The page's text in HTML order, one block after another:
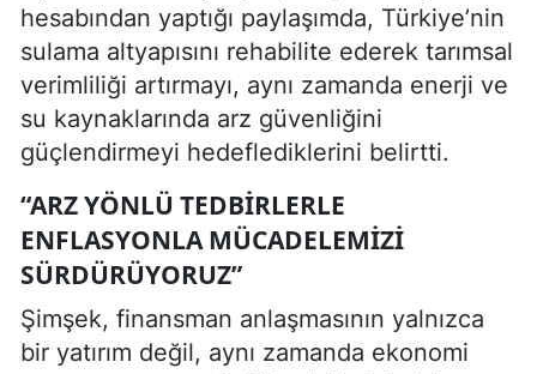
hesabından yaptığı paylaşımda, Türkiye’nin
sulama altyapısını rehabilite ederek tarımsal
verimliliği artırmayı, aynı zamanda enerji ve
su kaynaklarında arz güvenliğini
güçlendirmeyi hedeflediklerini belirtti.
“ARZ YÖNLÜ TEDBIRLERLE
ENFLASYONLA MÜCADELEMIZI
SÜRDÜRÜYORUZ”
Şimşek, finansman anlaşmasının yalnızca
bir yatırım değil, aynı zamanda ekonomi